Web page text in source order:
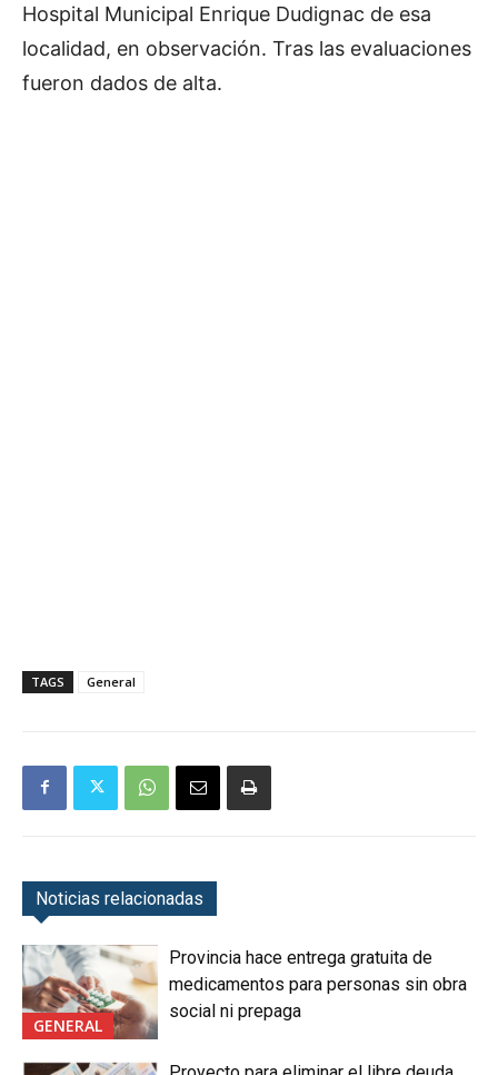
Hospital Municipal Enrique Dudignac de esa
localidad, en observación. Tras las evaluaciones
fueron dados de alta.
TAGS General
Noticias relacionadas
GENERAL
Provincia hace entrega gratuita de
medicamentos para personas sin obra
social ni prepaga